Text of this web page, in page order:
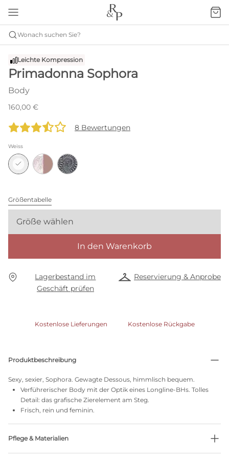
Wonach suchen Sie?
Leichte Kompression
Primadonna Sophora
Body
160,00 €
8 Bewertungen
Weiss
Größentabelle
Größe wählen
In den Warenkorb
Lagerbestand im
Geschäft prüfen
Reservierung & Anprobe
Kostenlose Lieferungen Kostenlose Rückgabe
Produktbeschreibung
Sexy, sexier, Sophora. Gewagte Dessous, himmlisch bequem.
Verführerischer Body mit der Optik eines Longline-BHs. Tolles
Detail: das grafische Zierelement am Steg.
Frisch, rein und feminin.
Pflege & Materialien